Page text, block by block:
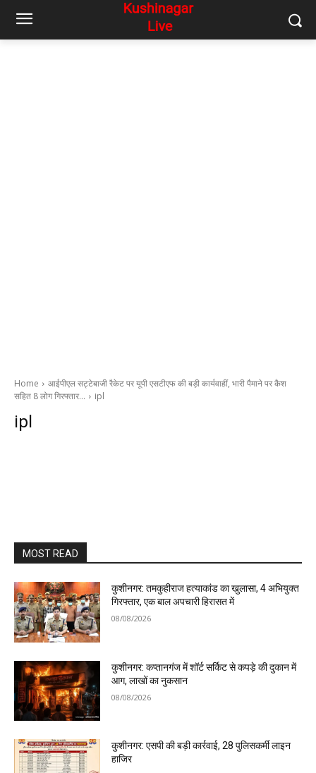
Home
आईपीएल सट्टेबाजी रैकेट पर यूपी एसटीएफ की बड़ी कार्यवाहीं, भारी पैमाने पर कैश
सहित 8 लोग गिरफ्तार…
ipl
ipl
MOST READ
कुशीनगर: तमकुहीराज हत्याकांड का खुलासा, 4 अभियुक्त
गिरफ्तार, एक बाल अपचारी हिरासत में
08/08/2026
कुशीनगर: कप्तानगंज में शॉर्ट सर्किट से कपड़े की दुकान में
आग, लाखों का नुकसान
08/08/2026
कुशीनगर: एसपी की बड़ी कार्रवाई, 28 पुलिसकर्मी लाइन
हाजिर